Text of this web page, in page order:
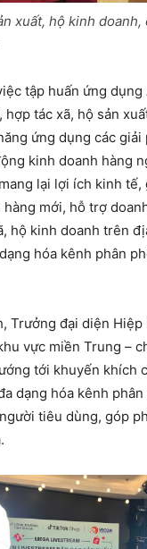
xuất, hộ kinh doanh,
tập huấn ứng dụng
hợp tác xã, hộ sản
ứng dụng các giải
kinh doanh hàng
lại lợi ích kinh tế,
mới, hỗ trợ
hộ kinh doanh trên
hóa kênh phân
Trưởng đại diện
vực miền Trung –
tới khuyến khích
dạng hóa kênh
tiêu dùng, góp